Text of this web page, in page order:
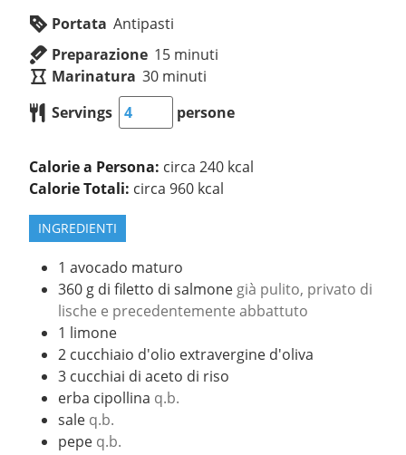
Portata Antipasti
Preparazione 15 minuti
Marinatura 30 minuti
Servings
persone
Calorie a Persona: circa 240 kcal
Calorie Totali: circa 960 kcal
INGREDIENTI
1 avocado maturo
360g di filetto di salmonegià pulito, privato di
lische e precedentemente abbattuto
1 limone
2 cucchiaio d'olio extravergine d'oliva
3 cucchiai di aceto di riso
erba cipollina q.b.
sale q.b.
pepe q.b.